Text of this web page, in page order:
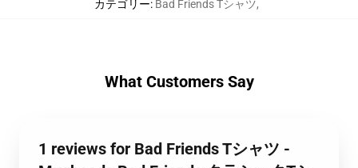
カテゴリー: Bad Friends Tシャツ,
What Customers Say
1 reviews for Bad Friends Tシャツ -